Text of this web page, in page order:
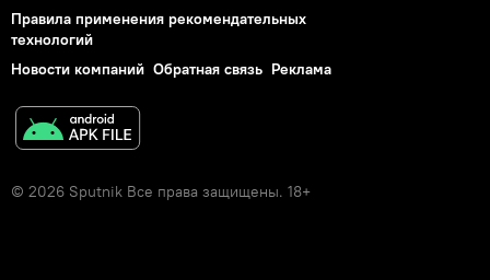
Правила применения рекомендательных
технологий
Новости компаний Обратная связь Реклама
© 2026 Sputnik Все права защищены. 18+